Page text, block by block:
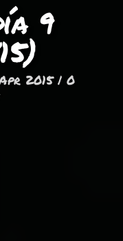
9
2015| 0